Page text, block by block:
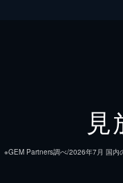
見
※GEM Partners調べ/2026年7⽉ 国内